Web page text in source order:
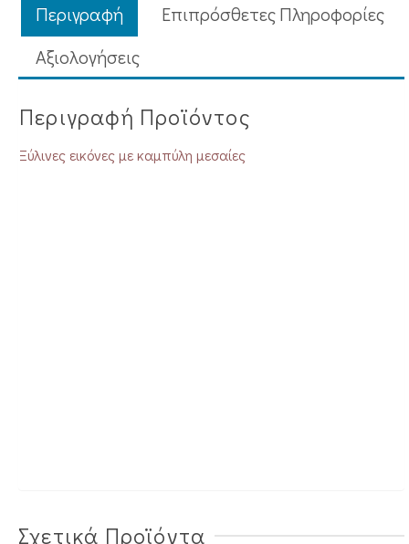
Περιγραφή
Επιπρόσθετες Πληροφορίες
Aξιολογήσεις
Περιγραφή Προϊόντος
Ξύλινες εικόνες με καμπύλη μεσαίες
Σχετικά Προϊόντα